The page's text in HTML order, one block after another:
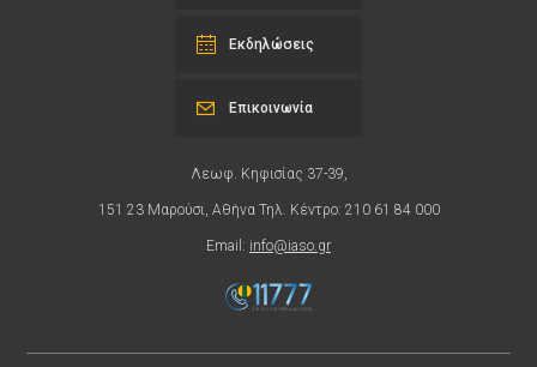
Εκδηλώσεις
Λεωφ. Κηφισίας 37-39,
151 23 Μαρούσι, Αθήνα Τηλ. Κέντρο: 210 61 84 000
Email: info@iaso.gr
Επικοινωνία